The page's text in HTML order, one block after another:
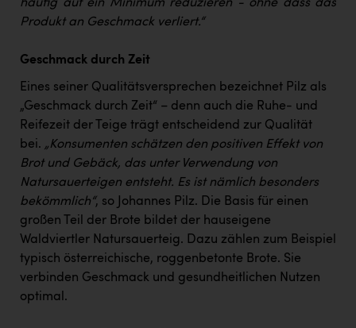
häufig auf ein Minimum reduzieren - ohne dass das
Produkt an Geschmack verliert.“
Geschmack durch Zeit
Eines seiner Qualitätsversprechen bezeichnet Pilz als
„Geschmack durch Zeit“ – denn auch die Ruhe- und
Reifezeit der Teige trägt entscheidend zur Qualität
bei. „Konsumenten schätzen den positiven Effekt von
Brot und Gebäck, das unter Verwendung von
Natursauerteigen entsteht. Es ist nämlich besonders
bekömmlich“, so Johannes Pilz. Die Basis für einen
großen Teil der Brote bildet der hauseigene
Waldviertler Natursauerteig. Dazu zählen zum Beispiel
typisch österreichische, roggenbetonte Brote. Sie
verbinden Geschmack und gesundheitlichen Nutzen
optimal.